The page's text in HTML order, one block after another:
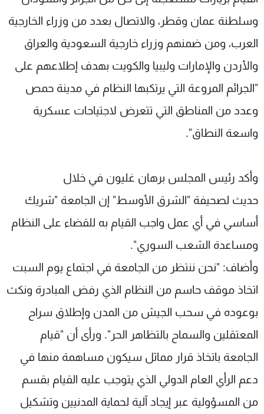
وسلطنة عمان وقطر، والاتصال بعدد من وزراء الخارجية
العرب، ومن ضمنهم وزراء خارجية السعودية والعراق
والأردن والإمارات وليبيا والكويت بهدف إطلاعهم على
"الجرائم المروعة التي يرتكبها النظام في مدينة حمص
وعدد من المناطق التي تتعرض لاجتياحات عسكرية
واسعة النطاق".
وأكد رئيس المجلس برهان غليون في خلال
حديث لصحيفة "الشرق الأوسط" إن الجامعة "شريك
أساسي في أي عمل واجب القيام به للقضاء على النظام
ومساعدة الشعب السوري".
وأضاف: "نحن ننتظر من الجامعة في اجتماع يوم السبت
اتخاذ موقف حاسم من النظام الذي رفض المبادرة ونكث
بوعوده في سحب الجيش من المدن وإطلاق سراح
المعتقلين والسماح بالتظاهر الحر". ورأى أن "قيام
الجامعة باتخاذ قرار مماثل سيكون مساهمة منها في
دعم الرأي العام الدولي الذي يتوجب عليه القيام بقسم
من المسؤولية عبر إيجاد آلية لحماية المدنيين وتشكيل